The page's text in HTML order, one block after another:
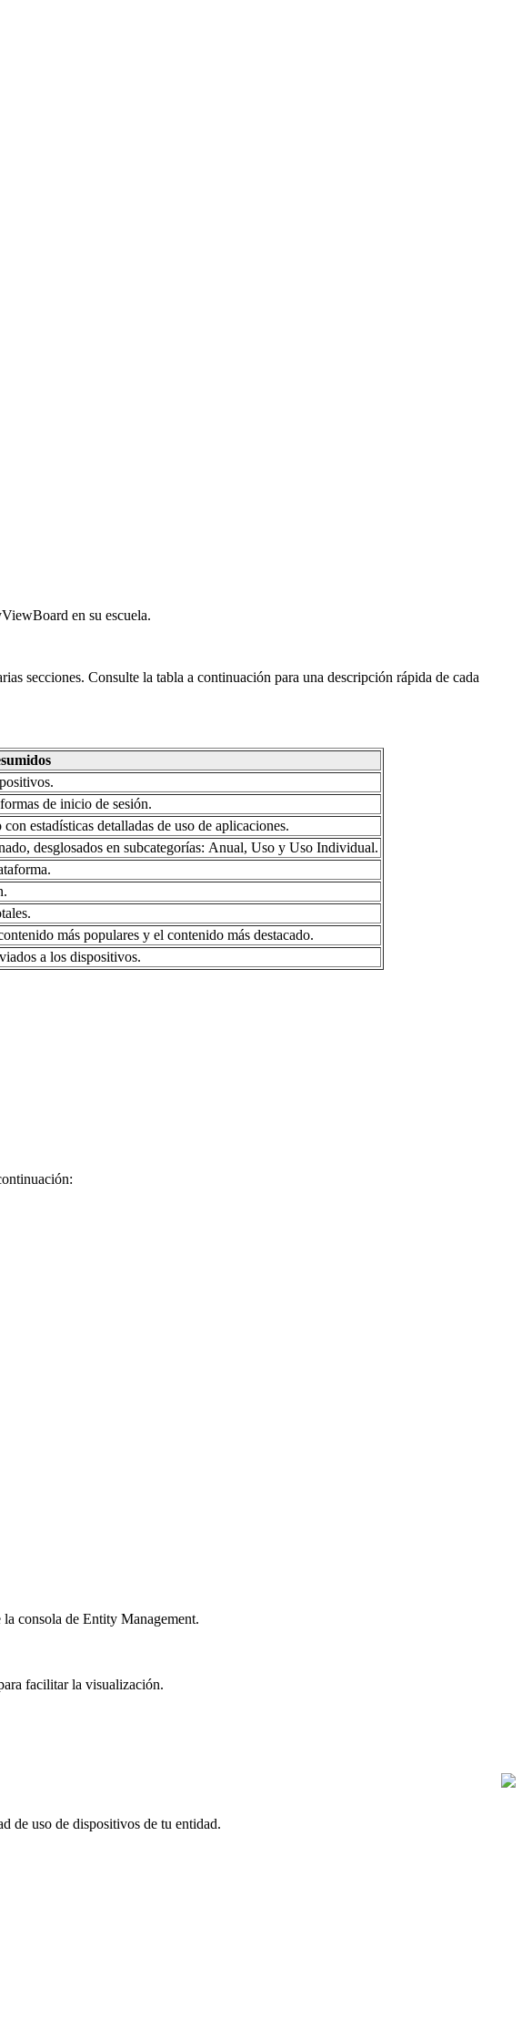
en su escuela.
secciones. Consulte la tabla a continuación para una descripción rápida de cada
de inicio de sesión.
estadísticas detalladas de uso de aplicaciones.
desglosados en subcategorías: Anual, Uso y Uso Individual.
más populares y el contenido más destacado.
a los dispositivos.
consola de Entity Management.
facilitar la visualización.
de uso de dispositivos de tu entidad.